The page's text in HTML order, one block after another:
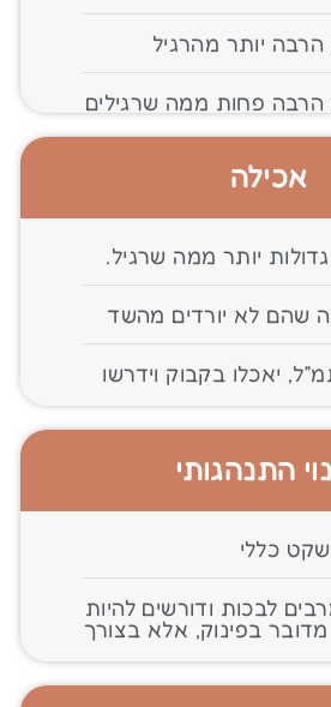
יותר מהרגיל
הרבה פחות ממה שרגילים
אכילה
יותר ממה שרגיל.
שהם לא יורדים מהשד
יאכלו בקבוק וידרשו
התנהגותי
שקט כללי
לבכות ודורשים להיות
מדובר בפינוק, אלא בצורך